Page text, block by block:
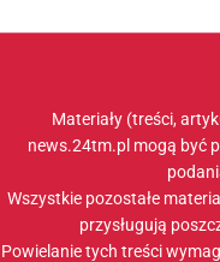
Materiały (treści,
news.24tm.pl mogą być
Wszystkie pozostałe
przysługują
Powielanie tych treści